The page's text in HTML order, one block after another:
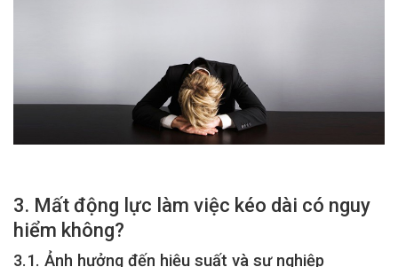
3. Mất động lực làm việc kéo dài có nguy
hiểm không?
3.1. Ảnh hưởng đến hiệu suất và sự nghiệp